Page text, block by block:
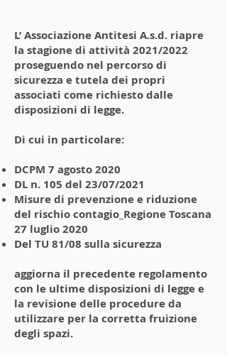
L’ Associazione Antitesi A.s.d. riapre
la stagione di attività 2021/2022
proseguendo nel percorso di
sicurezza e tutela dei propri
associati come richiesto dalle
disposizioni di legge.
Di cui in particolare:
DCPM 7 agosto 2020
DL n. 105 del 23/07/2021
Misure di prevenzione e riduzione
del rischio contagio_Regione Toscana
27 luglio 2020
Del TU 81/08 sulla sicurezza
aggiorna il precedente regolamento
con le ultime disposizioni di legge e
la revisione delle procedure da
utilizzare per la corretta fruizione
degli spazi.